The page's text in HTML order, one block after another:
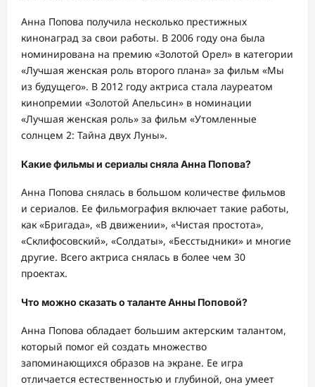
Анна Попова получила несколько престижных
кинонаград за свои работы. В 2006 году она была
номинирована на премию «Золотой Орел» в категории
«Лучшая женская роль второго плана» за фильм «Мы
из будущего». В 2012 году актриса стала лауреатом
кинопремии «Золотой Апельсин» в номинации
«Лучшая женская роль» за фильм «Утомленные
солнцем 2: Тайна двух Луны».
Какие фильмы и сериалы сняла Анна Попова?
Анна Попова снялась в большом количестве фильмов
и сериалов. Ее фильмография включает такие работы,
как «Бригада», «В движении», «Чистая простота»,
«Склифосовский», «Солдаты», «Бесстыдники» и многие
другие. Всего актриса снялась в более чем 30
проектах.
Что можно сказать о таланте Анны Поповой?
Анна Попова обладает большим актерским талантом,
который помог ей создать множество
запоминающихся образов на экране. Ее игра
отличается естественностью и глубиной, она умеет